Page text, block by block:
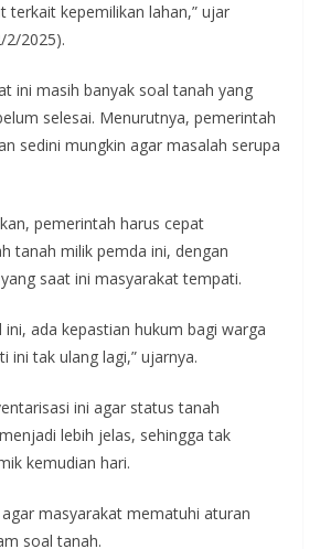
terkait kepemilikan lahan,” ujar
2/2025).
ini masih banyak soal tanah yang
selesai. Menurutnya, pemerintah
sedini mungkin agar masalah serupa
pemerintah harus cepat
tanah milik pemda ini, dengan
saat ini masyarakat tempati.
ini, ada kepastian hukum bagi warga
ini tak ulang lagi,” ujarnya.
ini agar status tanah
lebih jelas, sehingga tak
kemudian hari.
masyarakat mematuhi aturan
soal tanah.